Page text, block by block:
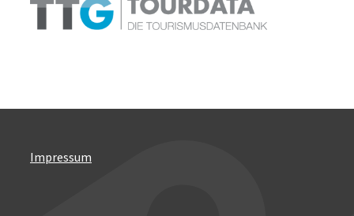
Impressum